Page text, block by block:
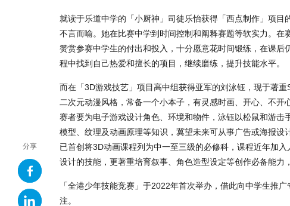
分享
就读于乐道中学的「小厨神」司徒乐怡获得「西点制作」项
不言而喻。她在比赛中学到时间控制和阐释赛题等软实力。
赞赏参赛中学生的付出和投入，十分愿意花时间锻练，在课
程中找到自己热爱和擅长的项目，继续磨练，提升技能水平。
而在「3D游戏技艺」项目高中组获得亚军的刘泳钰，现于著
二次元动漫风格，常备一个小本子，有灵感时画、开心、不
赛者要为电子游戏设计角色、环境和物件，泳钰以松鼠和游
模型、纹理及动画原理等知识，冀望未来可从事广告或海报
已首创将3D动画课程列为中一至三级的必修科，课程近年加
设计的技能，更著重培育叙事、角色造型设定等创作必备能力
「全港少年技能竞赛」于2022年首次举办，借此向中学生推
注。